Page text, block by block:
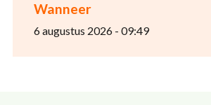
Wanneer
6 augustus 2026 - 09:49